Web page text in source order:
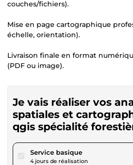
couches/fichiers).
Mise en page cartographique
échelle, orientation).
Livraison finale en format
(PDF ou image).
Je vais réaliser vos
spatiales et
qgis spécialité
Service basiquepour 23,04 $US
4 jours de réalisation